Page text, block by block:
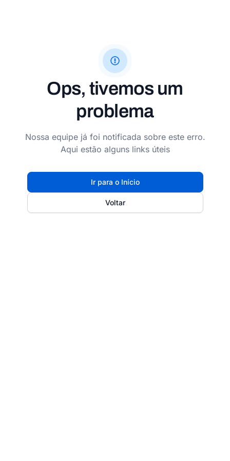
Ops, tivemos um
problema
Nossa equipe já foi notificada sobre este erro.
Aqui estão alguns links úteis
Ir para o Início
Voltar